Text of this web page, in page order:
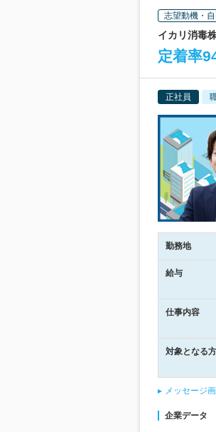
志望動機・
イカリ消毒
定着率
正社員
勤務地
給与
仕事内容
対象となる方
メッセージ
企業データ